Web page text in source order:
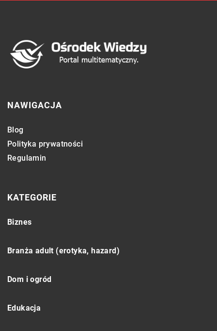
NAWIGACJA
Blog
Polityka prywatności
Regulamin
KATEGORIE
Biznes
Branża adult (erotyka, hazard)
Dom i ogród
Edukacja